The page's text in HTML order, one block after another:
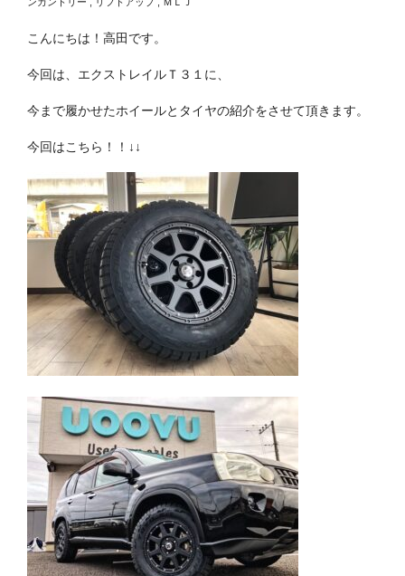
こんにちは！高田です。
今回は、エクストレイルＴ３１に、
今まで履かせたホイールとタイヤの紹介をさせて頂きます。
今回はこちら！！↓↓